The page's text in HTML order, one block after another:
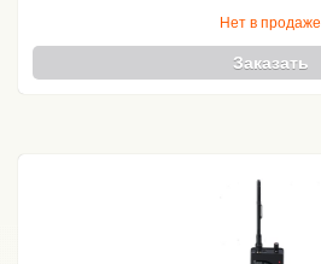
Нет в продаже
Заказать